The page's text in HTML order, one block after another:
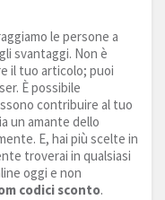
le persone a
svantaggi. Non è
il tuo articolo; puoi
È possibile
contribuire al tuo
un amante dello
E, hai più scelte in
troverai in qualsiasi
oggi e non
codici sconto.